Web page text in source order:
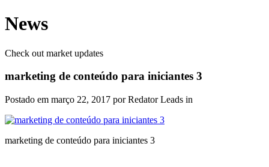
News
Check out market updates
marketing de conteúdo para iniciantes 3
Postado em março 22, 2017 por Redator Leads in
marketing de conteúdo para iniciantes 3